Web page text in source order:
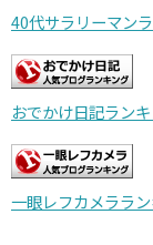
40代サラリーマン
おでかけ日記ラン
一眼レフカメララ